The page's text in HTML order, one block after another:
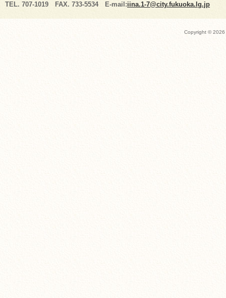
TEL. 707-1019 FAX. 733-5534 E-mail:iina.1-7@city.fukuoka.lg.jp
Copyright ©2026